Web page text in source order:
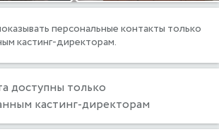
персональные контакты только
кастинг-директорам.
доступны только
кастинг-директорам